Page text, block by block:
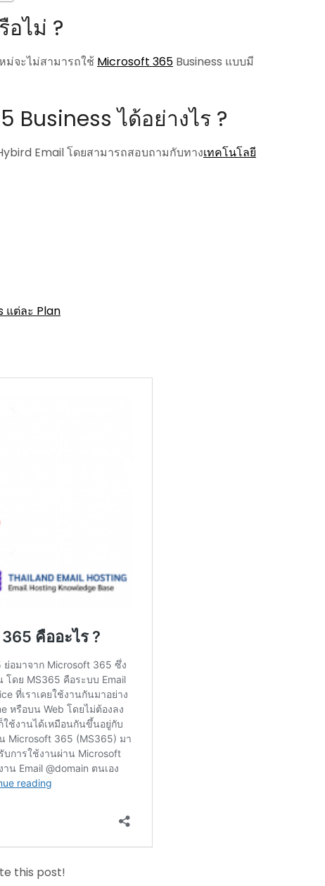
ไม่ ?
ม่จะไม่สามารถใช้ Microsoft 365 Business แบบมี
Business ได้อย่างไร ?
Email โดยสามารถสอบถามกับทางเทคโนโลยี
แต่ละ Plan
this post!